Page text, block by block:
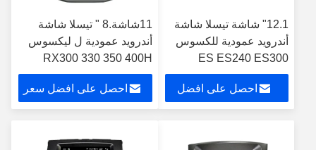
12.1" شاشة تيسلا شاشة
أندرويد عمودية للكسوس
ES ES240 ES300
ES330 ES350 2006-
2012 سيارات ستيريو
احصل على افضل
11شاشة.8 " تيسلا شاشة
أندرويد عمودية ل ليكسوس
RX300 330 350 400H
2004-2008 سيارات ستيريو
احصل على افضل سعر